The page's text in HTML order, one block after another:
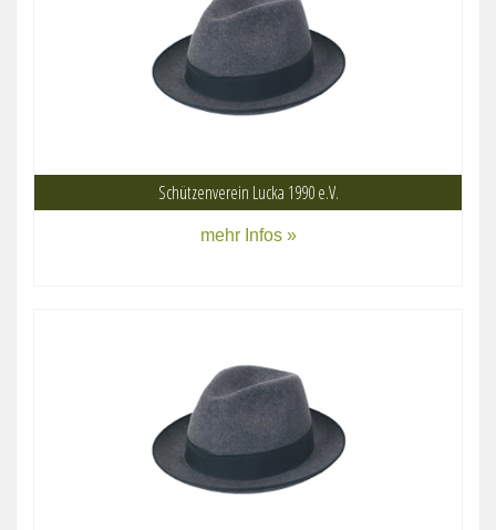
Schützenverein Lucka 1990 e.V.
mehr Infos »